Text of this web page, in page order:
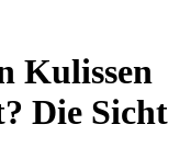
Kulissen
Die Sicht